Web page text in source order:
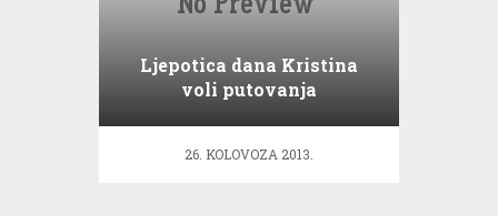
Ljepotica dana Kristina
voli putovanja
26. KOLOVOZA 2013.